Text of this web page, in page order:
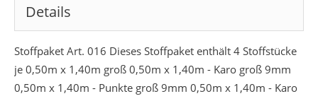
Details
Stoffpaket Art. 016 Dieses Stoffpaket enthält 4 Stoffstücke
je 0,50m x 1,40m groß 0,50m x 1,40m - Karo groß 9mm
0,50m x 1,40m - Punkte groß 9mm 0,50m x 1,40m - Karo